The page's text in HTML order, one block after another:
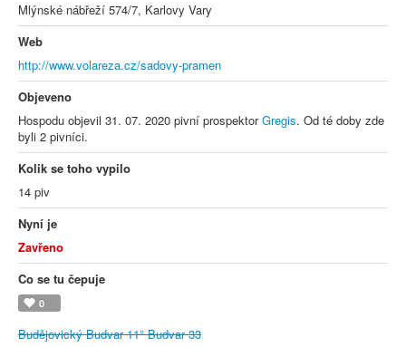
Mlýnské nábřeží 574/7, Karlovy Vary
Web
http://www.volareza.cz/sadovy-pramen
Objeveno
Hospodu objevil 31. 07. 2020 pivní prospektorGregis. Od té doby zde
byli 2 pivníci.
Kolik se toho vypilo
14 piv
Nyní je
Zavřeno
Co se tu čepuje
0
Budějovický Budvar 11° Budvar 33